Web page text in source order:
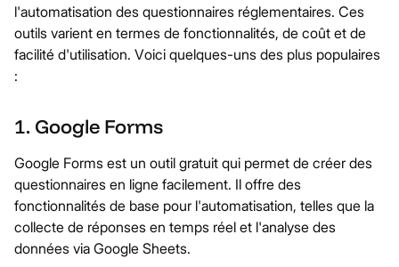
l'automatisation des questionnaires réglementaires. Ces
outils varient en termes de fonctionnalités, de coût et de
facilité d'utilisation. Voici quelques-uns des plus populaires
:
1. Google Forms
Google Forms est un outil gratuit qui permet de créer des
questionnaires en ligne facilement. Il offre des
fonctionnalités de base pour l'automatisation, telles que la
collecte de réponses en temps réel et l'analyse des
données via Google Sheets.